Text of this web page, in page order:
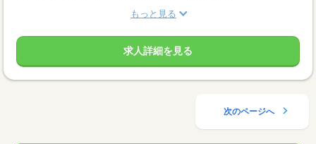
もっと見る
求人詳細を見る
次のページへ